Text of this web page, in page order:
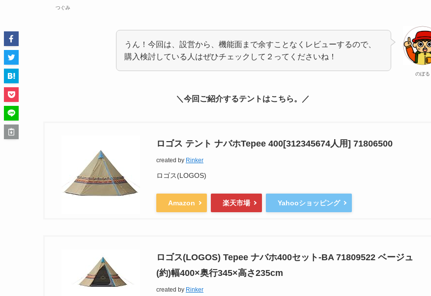
つぐみ
のぼる
うん！今回は、設営から、機能面まで余すことなくレビューするので、
購入検討している人はぜひチェックして２ってくださいね！
＼今回ご紹介するテントはこちら。／
ロゴス テント ナバホTepee 400[312345674人用] 71806500
created by Rinker
ロゴス(LOGOS)
Amazon 楽天市場 Yahooショッピング
ロゴス(LOGOS) Tepee ナバホ400セット-BA 71809522 ベージュ
(約)幅400×奥行345×高さ235cm
created by Rinker